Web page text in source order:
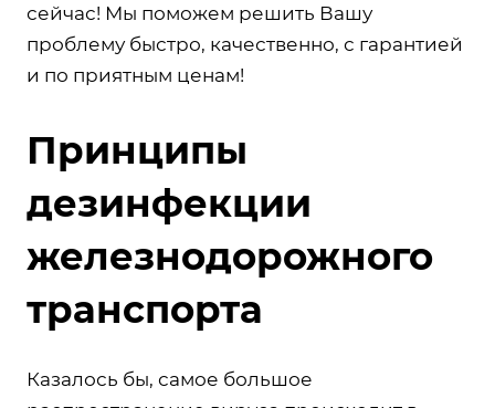
сейчас! Мы поможем решить Вашу
проблему быстро, качественно, с гарантией
и по приятным ценам!
Принципы
дезинфекции
железнодорожного
транспорта
Казалось бы, самое большое